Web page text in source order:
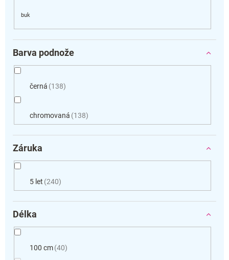
Barva podnože
černá 138
chromovaná 138
Záruka
5 let 240
Délka
100 cm 40